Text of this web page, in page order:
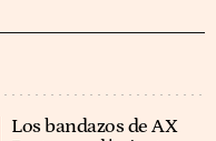
Los bandazos de AX